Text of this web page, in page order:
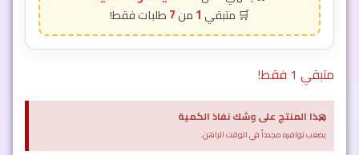
1
7
متبقي 1 فقط!
هذا المنتج على وشك نفاذ الكمية
يصعب توافره مجدداً في الوقت الراهن.
×